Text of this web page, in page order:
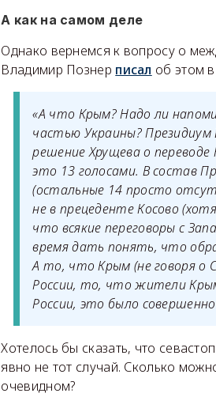
А как на самом деле
Однако вернемся к вопросу о
Владимир Познер писал об этом
«А что Крым? Надо ли
частью Украины?
решение Хрущева о
это 13 голосами. В состав
(остальные 14 просто
не в прецеденте Косово
что всякие переговоры с
время дать понять, что
А то, что Крым (не говоря о
России, то, что жители
России, это было
Хотелось бы сказать, что
явно не тот случай. Сколько
очевидном?